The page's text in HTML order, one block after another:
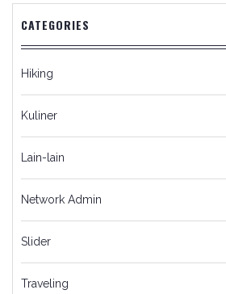
CATEGORIES
Hiking
Kuliner
Lain-lain
Network Admin
Slider
Traveling